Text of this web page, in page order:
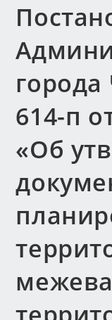
614-п
«Об